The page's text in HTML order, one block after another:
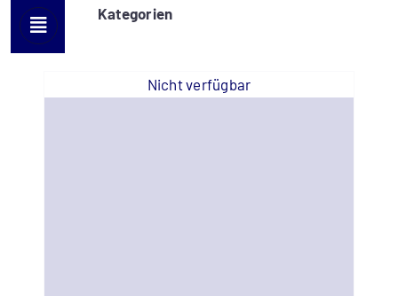
Kategorien
Nicht verfügbar